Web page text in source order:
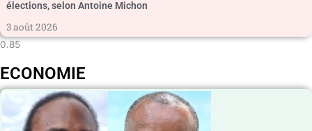
élections, selon Antoine Michon
3 août 2026
ECONOMIE